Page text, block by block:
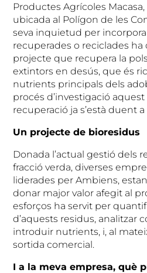
Productes Agrícoles
ubicada al Polígon de les
seva inquietud per
recuperades o reciclades
projecte que recupera la
extintors en desús, que és
nutrients principals dels
procés d’investigació
recuperació ja s’està duent
Un projecte de bioresidus
Donada l’actual gestió dels
fracció verda, diverses
liderades per Ambiens,
donar major valor afegit al
esforços ha servit per
d’aquests residus, analitzar
introduir nutrients, i, al
sortida comercial.
I a la meva empresa, què